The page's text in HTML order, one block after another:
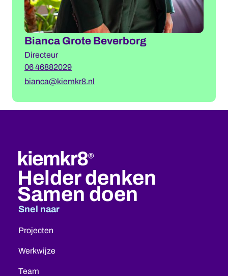
Bianca Grote Beverborg
Directeur
06 46882029
bianca@kiemkr8.nl
Helder denken
Samen doen
Snel naar
Projecten
Werkwijze
Team